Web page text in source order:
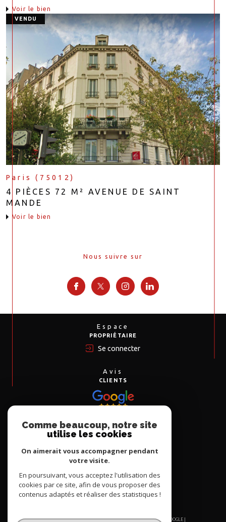
voir le bien
VENDU
Paris (75012)
4 PIÈCES 72 M² AVENUE DE SAINT
MANDE
voir le bien
Nous suivre sur
Espace
PROPRIÉTAIRE
Se connecter
Avis
CLIENTS
Nous
ADHÉRONS
© 2026 | TOUS DROITS RÉSERVÉS | TRADUCTION POWERED BY GOOGLE |
Comme beaucoup, notre site
utilise les cookies
On aimerait vous accompagner pendant
votre visite.
En poursuivant, vous acceptez l'utilisation des
cookies par ce site, afin de vous proposer des
contenus adaptés et réaliser des statistiques !